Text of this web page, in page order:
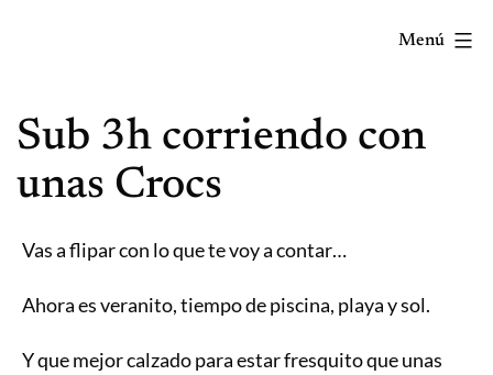
mola...
lo
Menú
Sub 3h corriendo con
unas Crocs
Vas a flipar con lo que te voy a contar…
Ahora es veranito, tiempo de piscina, playa y sol.
Y que mejor calzado para estar fresquito que unas